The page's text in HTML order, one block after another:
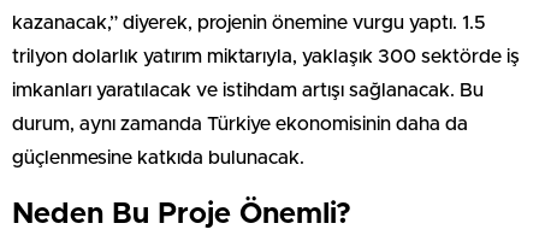
kazanacak,” diyerek, projenin önemine vurgu yaptı. 1.5
trilyon dolarlık yatırım miktarıyla, yaklaşık 300 sektörde iş
imkanları yaratılacak ve istihdam artışı sağlanacak. Bu
durum, aynı zamanda Türkiye ekonomisinin daha da
güçlenmesine katkıda bulunacak.
Neden Bu Proje Önemli?